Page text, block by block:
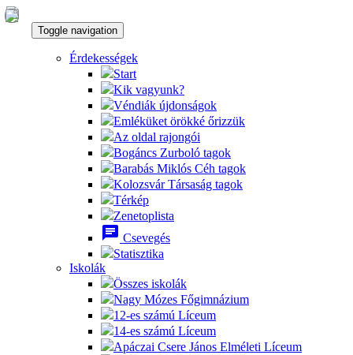
Toggle navigation
Érdekességek
Start
Kik vagyunk?
Véndiák újdonságok
Emléküket örökké őrizzük
Az oldal rajongói
Bogáncs Zurboló tagok
Barabás Miklós Céh tagok
Kolozsvár Társaság tagok
Térkép
Zenetoplista
chat Csevegés
Statisztika
Iskolák
Összes iskolák
Nagy Mózes Főgimnázium
12-es számú Líceum
14-es számú Líceum
Apáczai Csere János Elméleti Líceum